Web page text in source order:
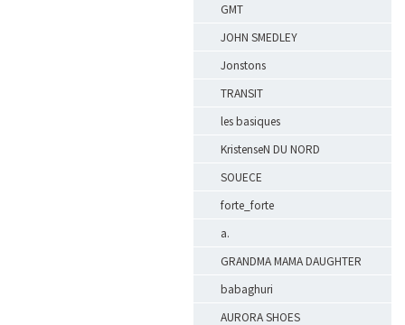
GMT
JOHN SMEDLEY
Jonstons
TRANSIT
les basiques
KristenseN DU NORD
SOUECE
forte_forte
a.
GRANDMA MAMA DAUGHTER
babaghuri
AURORA SHOES